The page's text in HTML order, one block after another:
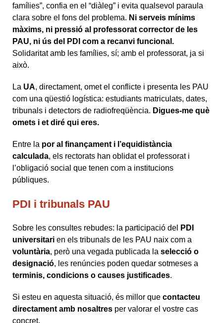
famílies”, confia en el “diàleg” i evita qualsevol paraula
clara sobre el fons del problema. Ni serveis mínims
màxims, ni pressió al professorat corrector de les
PAU, ni ús del PDI com a recanvi funcional.
Solidaritat amb les famílies, sí; amb el professorat, ja si
això.
La UA, directament, omet el conflicte i presenta les PAU
com una qüestió logística: estudiants matriculats, dates,
tribunals i detectors de radiofreqüència. Digues-me què
omets i et diré qui eres.
Entre la por al finançament i l’equidistància
calculada, els rectorats han oblidat el professorat i
l’obligació social que tenen com a institucions
públiques.
PDI i tribunals PAU
Sobre les consultes rebudes: la participació del
PDI
universitari en els tribunals de les PAU naix com a
voluntària, però una vegada publicada la selecció o
designació, les renúncies poden quedar sotmeses a
terminis, condicions o causes justificades.
Si esteu en aquesta situació, és millor que contacteu
directament amb nosaltres per valorar el vostre cas
concret.